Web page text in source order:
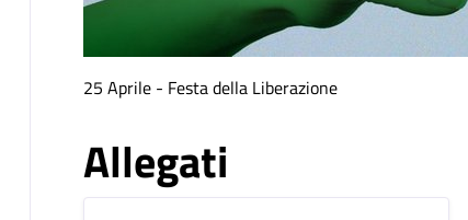
25 Aprile - Festa della Liberazione
Allegati